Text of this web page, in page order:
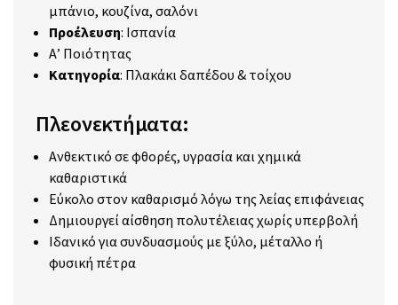
μπάνιο, κουζίνα, σαλόνι
Προέλευση: Ισπανία
Α’ Ποιότητας
Κατηγορία: Πλακάκι δαπέδου & τοίχου
Πλεονεκτήματα:
Ανθεκτικό σε φθορές, υγρασία και χημικά
καθαριστικά
Εύκολο στον καθαρισμό λόγω της λείας επιφάνειας
Δημιουργεί αίσθηση πολυτέλειας χωρίς υπερβολή
Ιδανικό για συνδυασμούς με ξύλο, μέταλλο ή
φυσική πέτρα